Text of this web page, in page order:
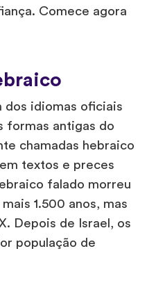
Comece agora
dos idiomas oficiais
formas antigas do
chamadas hebraico
textos e preces
falado morreu
1.500 anos, mas
Depois de Israel, os
população de